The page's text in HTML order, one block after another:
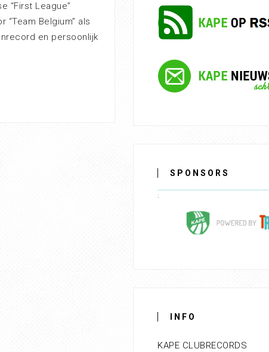
“First League”
Belgium” als
en persoonlijk
SPONSORS
INFO
KAPE CLUBRECORDS